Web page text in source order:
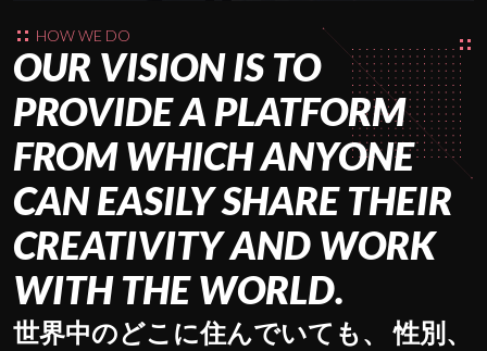
HOW WE DO
OUR VISION IS TO
PROVIDE A PLATFORM
FROM WHICH ANYONE
CAN EASILY SHARE THEIR
CREATIVITY AND WORK
WITH THE WORLD.
世界中のどこに住んでいても、 性別、